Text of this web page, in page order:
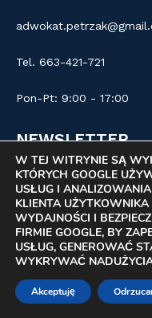
Tel. 663-421-721
Pon-Pt: 9:00 - 17:00
NEWSLETTER
Pamiętaj!!!
Poradź się Adwokata
życiowe decyzje.
W TEJ WITRYNIE SĄ
KTÓRYCH GOOGLE
USŁUG I
KLIENTA
WYDAJNOŚCI I
FIRMIE GOOGLE, BY
USŁUG, GENEROWAĆ
WYKRYWAĆ
Akceptuję